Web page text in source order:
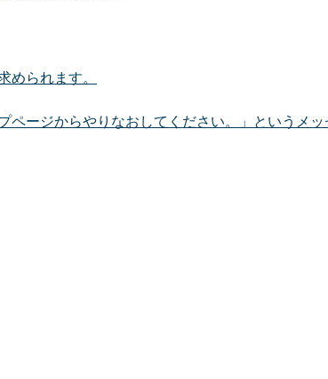
められます。
ページからやりなおしてください。」というメ